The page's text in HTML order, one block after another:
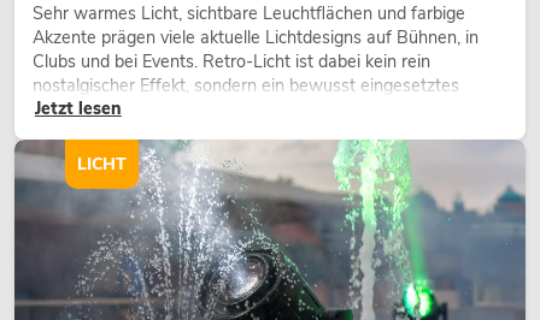
Sehr warmes Licht, sichtbare Leuchtflächen und farbige
Akzente prägen viele aktuelle Lichtdesigns auf Bühnen, in
Clubs und bei Events. Retro-Licht ist dabei kein rein
nostalgischer Effekt, sondern ein bewusst eingesetztes
Gestaltungsmittel: Es schafft Atmosphäre, gibt Szenen
Charakter und kann technische LED-Setups emotionaler
wirken lassen.
Jetzt lesen
LICHT